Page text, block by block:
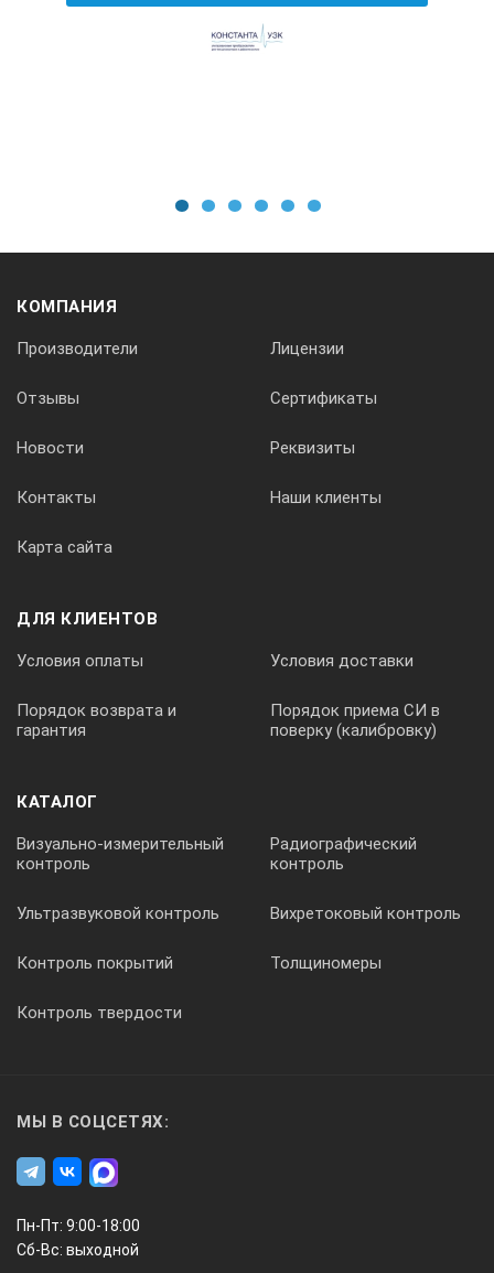
КОМПАНИЯ
Производители Лицензии
Отзывы Сертификаты
Новости Реквизиты
Контакты Наши клиенты
Карта сайта
ДЛЯ КЛИЕНТОВ
Условия оплаты Условия доставки
Порядок возврата и
гарантия
Порядок приема СИ в
поверку (калибровку)
КАТАЛОГ
Визуально-измерительный
контроль
Радиографический
контроль
Ультразвуковой контроль Вихретоковый контроль
Контроль покрытий Толщиномеры
Контроль твердости
МЫ В СОЦСЕТЯХ:
Пн-Пт: 9:00-18:00
Сб-Вс: выходной